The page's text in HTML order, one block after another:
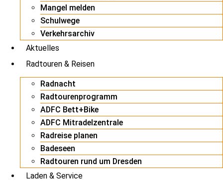
Mangel melden
Schulwege
Verkehrsarchiv
Aktuelles
Radtouren & Reisen
Radnacht
Radtourenprogramm
ADFC Bett+Bike
ADFC Mitradelzentrale
Radreise planen
Badeseen
Radtouren rund um Dresden
Laden & Service